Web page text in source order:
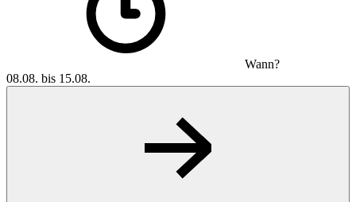
Wann?
08.08. bis 15.08.